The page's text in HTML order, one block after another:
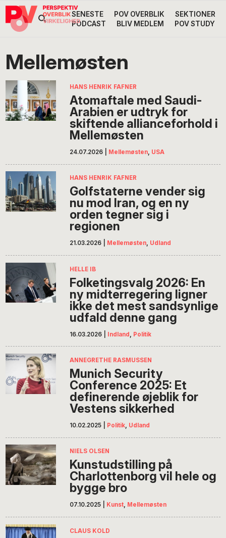
Gå
direkte
navigation
Skip
indhold
Gå
direkte
Header
SENESTE POV OVERBLIK
SEKTIONER
PODCAST
BLIV MEDLEM POV STUDY
POV
International
Mellemøsten
HANS HENRIK FAFNER
Atomaftale med Saudi-
Arabien er udtryk for
skiftende allianceforhold i
Mellemøsten
24.07.2026 Mellemøsten, USA
HANS HENRIK FAFNER
Golfstaterne vender sig
nu mod Iran, og en ny
orden tegner sig i
regionen
21.03.2026 Mellemøsten, Udland
HELLE IB
Folketingsvalg 2026: En
ny midterregering ligner
ikke det mest sandsynlige
udfald denne gang
16.03.2026 Indland Politik
ANNEGRETHE RASMUSSEN
Munich Security
Conference 2025: Et
definerende øjeblik for
Vestens sikkerhed
10.02.2025 Politik, Udland
NIELS OLSEN
Kunstudstilling på
Charlottenborg vil hele og
bygge bro
07.10.2025 Kunst, Mellemøsten
CLAUS KOLD